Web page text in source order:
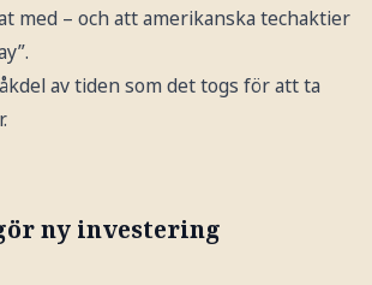
med – och att amerikanska techaktier
av tiden som det togs för att ta
ny investering